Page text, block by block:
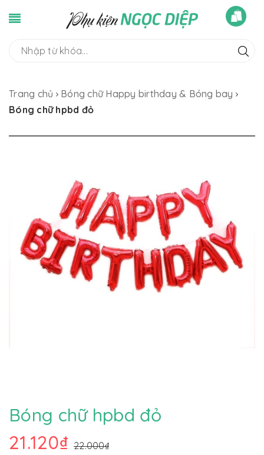
Trang chủ
Bóng chữ Happy birthday & Bóng bay
Bóng chữ hpbd đỏ
Bóng chữ hpbd đỏ
21.120₫ 22.000₫